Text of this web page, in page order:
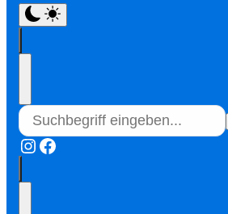
Instagram
Facebook